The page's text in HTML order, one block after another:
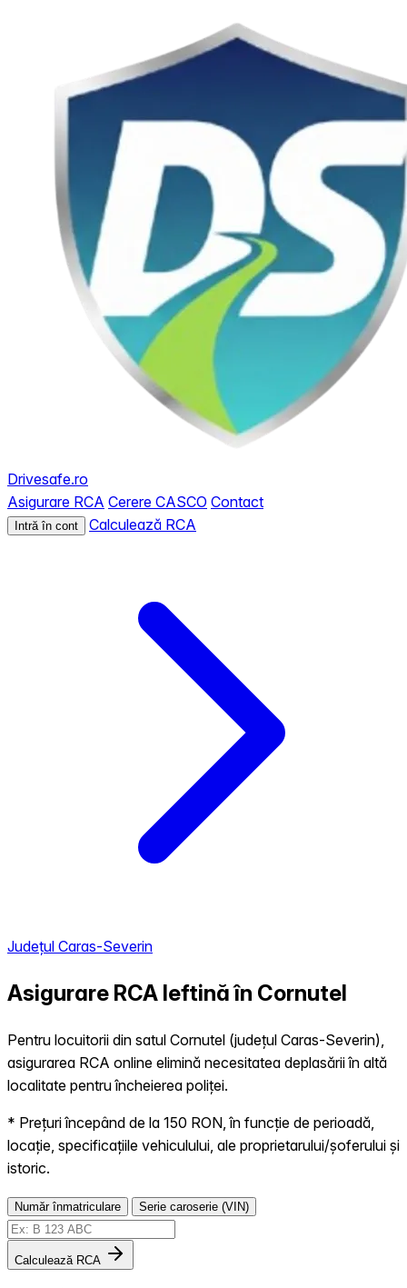
Drivesafe.ro
Asigurare RCA Cerere CASCO Contact
Intră în cont Calculează RCA
Județul Caras-Severin
Asigurare RCA Ieftină în Cornutel
Pentru locuitorii din satul Cornutel (județul Caras-Severin),
asigurarea RCA online elimină necesitatea deplasării în altă
localitate pentru încheierea poliței.
* Prețuri începând de la 150 RON, în funcție de perioadă,
locație, specificațiile vehiculului, ale proprietarului/șoferului și
istoric.
Număr înmatriculare Serie caroserie (VIN)
Calculează RCA